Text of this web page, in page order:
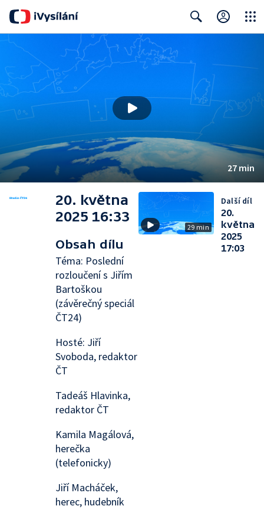
27 min
20. května
2025 16:33
Obsah dílu
Téma: Poslední
rozloučení s Jiřím
Bartoškou
(závěrečný speciál
ČT24)
Hosté: Jiří
Svoboda, redaktor
ČT
Tadeáš Hlavinka,
redaktor ČT
Kamila Magálová,
herečka
(telefonicky)
Jiří Macháček,
herec, hudebník
29 min
Další díl
20.
května
2025
17:03